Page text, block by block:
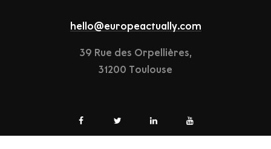
hello@europeactually.com
39 Rue des Orpellières,
31200 Toulouse